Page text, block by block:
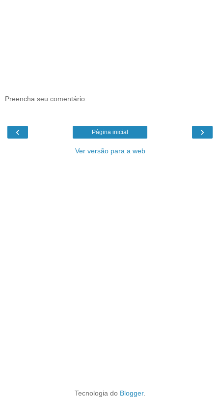
Preencha seu comentário:
‹ ›
Página inicial
Ver versão para a web
Tecnologia do Blogger.